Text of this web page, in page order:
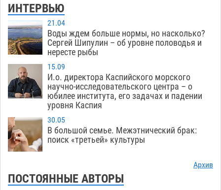
ИНТЕРВЬЮ
21.04
Воды ждем больше нормы, но насколько?
Сергей Шипулин – об уровне половодья и
нересте рыбы
15.09
И.о. директора Каспийского морского
научно-исследовательского центра – о
юбилее института, его задачах и падении
уровня Каспия
30.05
В большой семье. Межэтнический брак:
поиск «третьей» культуры
Архив
ПОСТОЯННЫЕ АВТОРЫ